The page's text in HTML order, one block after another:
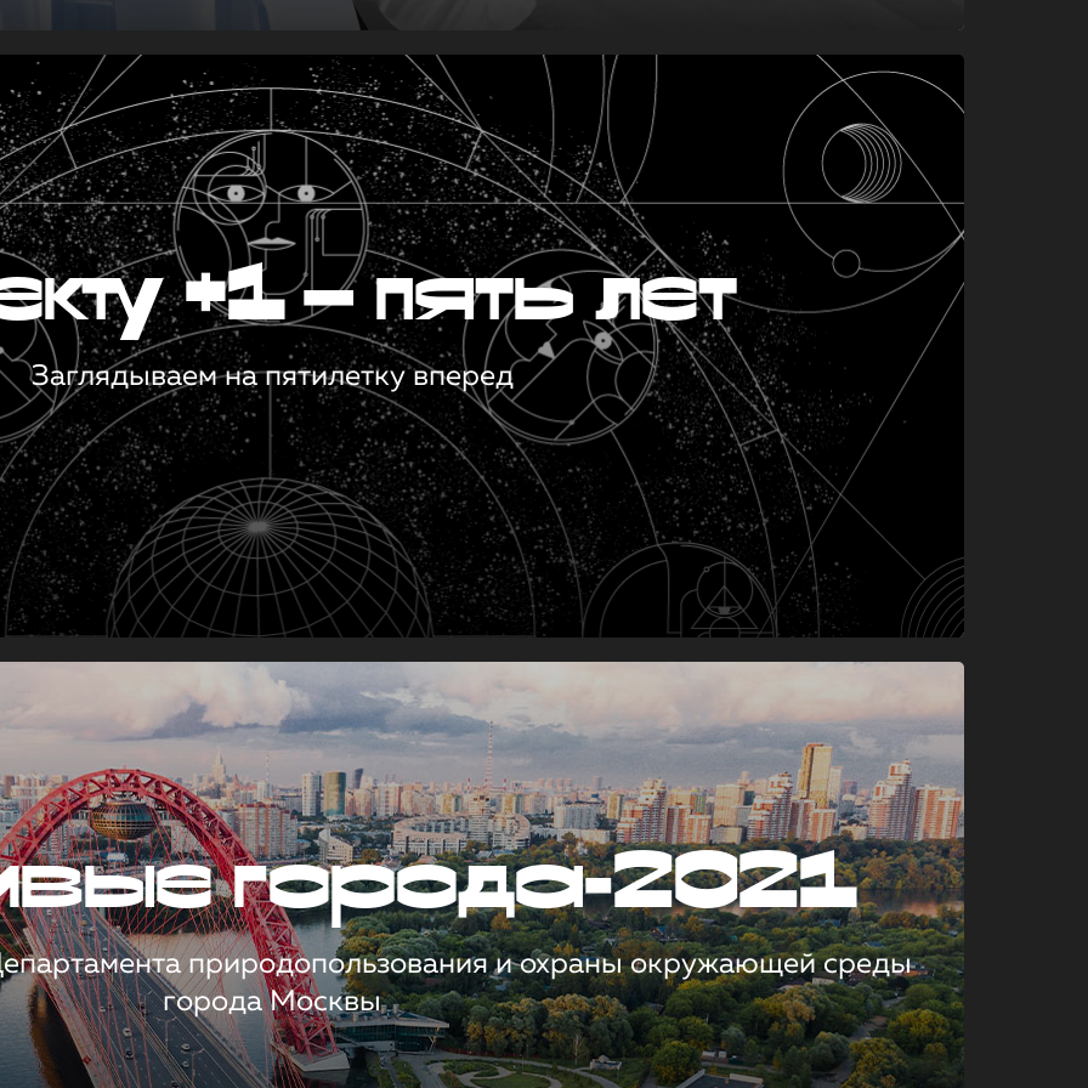
+1 — пять лет
Заглядываем на пятилетку вперед
города-2021
природопользования и охраны окружающей среды
города Москвы